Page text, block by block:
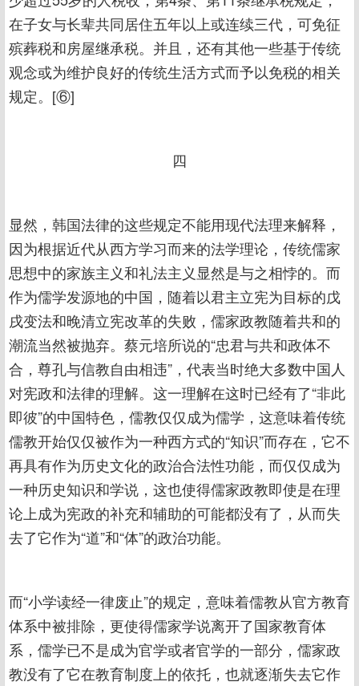
在子女与长辈共同居住五年以上或连续三代，可免征
殡葬税和房屋继承税。并且，还有其他一些基于传统
观念或为维护良好的传统生活方式而予以免税的相关
规定。[⑥]
四
显然，韩国法律的这些规定不能用现代法理来解释，
因为根据近代从西方学习而来的法学理论，传统儒家
思想中的家族主义和礼法主义显然是与之相悖的。而
作为儒学发源地的中国，随着以君主立宪为目标的戊
戌变法和晚清立宪改革的失败，儒家政教随着共和的
潮流当然被抛弃。蔡元培所说的“忠君与共和政体不
合，尊孔与信教自由相违”，代表当时绝大多数中国人
对宪政和法律的理解。这一理解在这时已经有了“非此
即彼”的中国特色，儒教仅仅成为儒学，这意味着传统
儒教开始仅仅被作为一种西方式的“知识”而存在，它不
再具有作为历史文化的政治合法性功能，而仅仅成为
一种历史知识和学说，这也使得儒家政教即使是在理
论上成为宪政的补充和辅助的可能都没有了，从而失
去了它作为“道”和“体”的政治功能。
而“小学读经一律废止”的规定，意味着儒教从官方教育
体系中被排除，更使得儒家学说离开了国家教育体
系，儒学已不是成为官学或者官学的一部分，儒家政
教没有了它在教育制度上的依托，也就逐渐失去它作